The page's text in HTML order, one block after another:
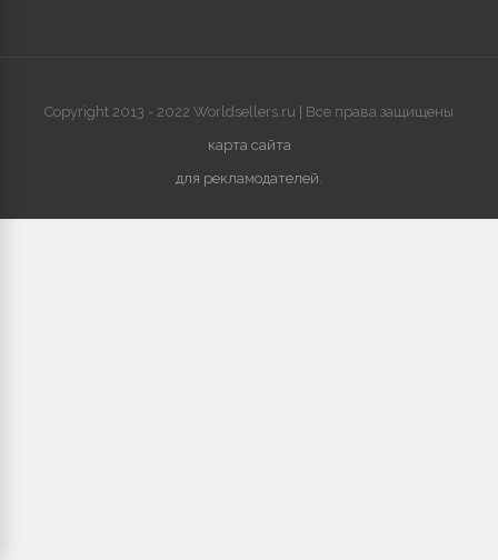
Copyright 2013 - 2022 Worldsellers.ru | Все права защищены
карта сайта
для рекламодателей